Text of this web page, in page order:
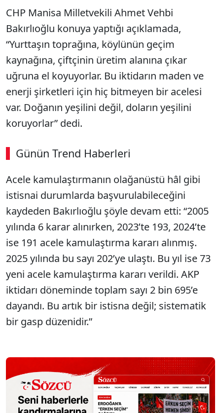
CHP Manisa Milletvekili Ahmet Vehbi
Bakırlıoğlu konuya yaptığı açıklamada,
“Yurttaşın toprağına, köylünün geçim
kaynağına, çiftçinin üretim alanına çıkar
uğruna el koyuyorlar. Bu iktidarın maden ve
enerji şirketleri için hiç bitmeyen bir acelesi
var. Doğanın yeşilini değil, doların yeşilini
koruyorlar” dedi.
Günün Trend Haberleri
Acele kamulaştırmanın olağanüstü hâl gibi
istisnai durumlarda başvurulabileceğini
kaydeden Bakırlıoğlu şöyle devam etti: “2005
yılında 6 karar alınırken, 2023’te 193, 2024’te
ise 191 acele kamulaştırma kararı alınmış.
2025 yılında bu sayı 202’ye ulaştı. Bu yıl ise 73
yeni acele kamulaştırma kararı verildi. AKP
iktidarı döneminde toplam sayı 2 bin 695’e
dayandı. Bu artık bir istisna değil; sistematik
bir gasp düzenidir.”